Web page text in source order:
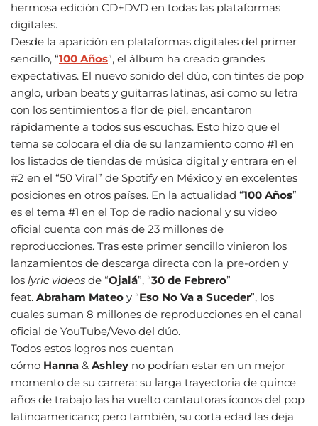
hermosa edición CD+DVD en todas las plataformas
digitales.
Desde la aparición en plataformas digitales del primer
sencillo, “100 Años”, el álbum ha creado grandes
expectativas. El nuevo sonido del dúo, con tintes de pop
anglo, urban beats y guitarras latinas, así como su letra
con los sentimientos a flor de piel, encantaron
rápidamente a todos sus escuchas. Esto hizo que el
tema se colocara el día de su lanzamiento como #1 en
los listados de tiendas de música digital y entrara en el
#2 en el “50 Viral” de Spotify en México y en excelentes
posiciones en otros países. En la actualidad “100 Años”
es el tema #1 en el Top de radio nacional y su video
oficial cuenta con más de 23 millones de
reproducciones. Tras este primer sencillo vinieron los
lanzamientos de descarga directa con la pre-orden y
los lyric videos de “Ojalá”, “30 de Febrero”
feat. Abraham Mateo y “Eso No Va a Suceder”, los
cuales suman 8 millones de reproducciones en el canal
oficial de YouTube/Vevo del dúo.
Todos estos logros nos cuentan
cómo Hanna & Ashley no podrían estar en un mejor
momento de su carrera: su larga trayectoria de quince
años de trabajo las ha vuelto cantautoras íconos del pop
latinoamericano; pero también, su corta edad las deja